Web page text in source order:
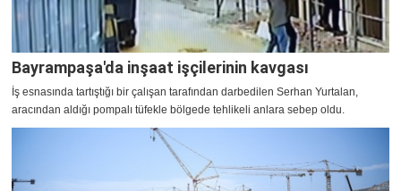
Bayrampaşa'da inşaat işçilerinin kavgası
İş esnasında tartıştığı bir çalışan tarafından darbedilen Serhan Yurtalan,
aracından aldığı pompalı tüfekle bölgede tehlikeli anlara sebep oldu.